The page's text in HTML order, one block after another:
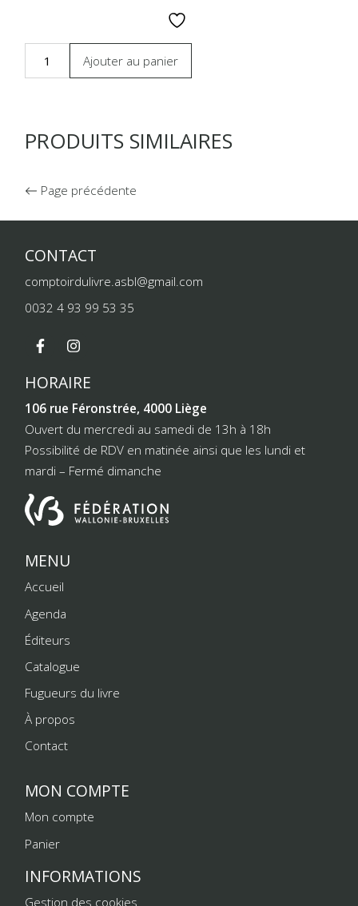
Ajouter au panier
PRODUITS SIMILAIRES
Page précédente
CONTACT
comptoirdulivre.asbl@gmail.com
0032 4 93 99 53 35
HORAIRE
106 rue Féronstrée, 4000 Liège
Ouvert du mercredi au samedi de 13h à 18h
Possibilité de RDV en matinée ainsi que les lundi et
mardi – Fermé dimanche
MENU
Accueil
Agenda
Éditeurs
Catalogue
Fugueurs du livre
À propos
Contact
MON COMPTE
Mon compte
Panier
INFORMATIONS
Gestion des cookies